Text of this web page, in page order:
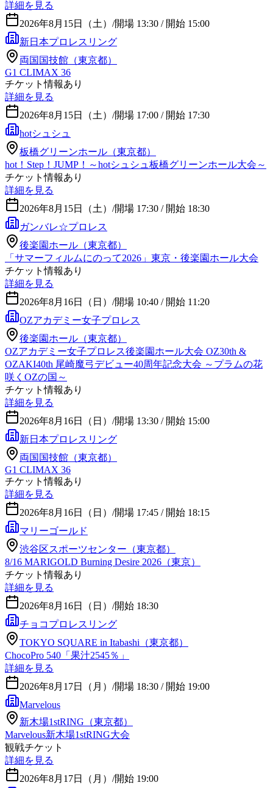
詳細を見る
2026年8月15日（土） /開場 13:30 / 開始 15:00
新日本プロレスリング
両国国技館（東京都）
G1 CLIMAX 36
チケット情報あり
詳細を見る
2026年8月15日（土） /開場 17:00 / 開始 17:30
hotシュシュ
板橋グリーンホール（東京都）
hot！Step！JUMP！～hotシュシュ板橋グリーンホール大会～
チケット情報あり
詳細を見る
2026年8月15日（土） /開場 17:30 / 開始 18:30
ガンバレ☆プロレス
後楽園ホール（東京都）
「サマーフィルムにのって2026」東京・後楽園ホール大会
チケット情報あり
詳細を見る
2026年8月16日（日） /開場 10:40 / 開始 11:20
OZアカデミー女子プロレス
後楽園ホール（東京都）
OZアカデミー女子プロレス後楽園ホール大会 OZ30th &
OZAKI40th 尾崎魔弓デビュー40周年記念大会 ～プラムの花
咲くOZの国～
チケット情報あり
詳細を見る
2026年8月16日（日） /開場 13:30 / 開始 15:00
新日本プロレスリング
両国国技館（東京都）
G1 CLIMAX 36
チケット情報あり
詳細を見る
2026年8月16日（日） /開場 17:45 / 開始 18:15
マリーゴールド
渋谷区スポーツセンター（東京都）
8/16 MARIGOLD Burning Desire 2026（東京）
チケット情報あり
詳細を見る
2026年8月16日（日） /開始 18:30
チョコプロレスリング
TOKYO SQUARE in Itabashi（東京都）
ChocoPro 540「果汁2545％」
詳細を見る
2026年8月17日（月） /開場 18:30 / 開始 19:00
Marvelous
新木場1stRING（東京都）
Marvelous新木場1stRING大会
観戦チケット
詳細を見る
2026年8月17日（月） /開始 19:00